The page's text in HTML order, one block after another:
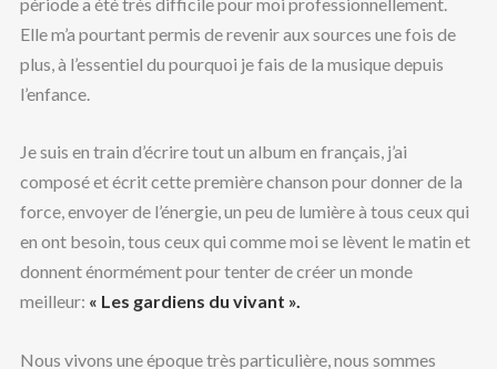
Elle m’a pourtant permis de revenir aux sources une fois de
plus, à l’essentiel du pourquoi je fais de la musique depuis
l’enfance.
Je suis en train d’écrire tout un album en français, j’ai
composé et écrit cette première chanson pour donner de la
force, envoyer de l’énergie, un peu de lumière à tous ceux qui
en ont besoin, tous ceux qui comme moi se lèvent le matin et
donnent énormément pour tenter de créer un monde
meilleur: « Les gardiens du vivant ».
Nous vivons une époque très particulière, nous sommes